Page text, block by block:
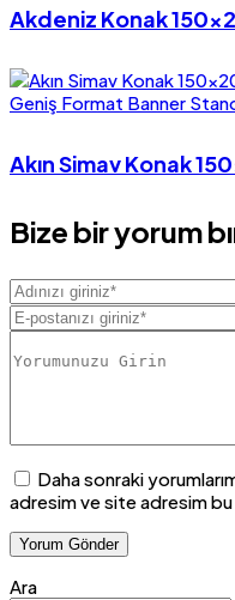
Akdeniz Konak
Geniş Format Banner
Akın Simav Konak
Bize bir yorum
Daha sonraki
adresim ve site adresim
Ara